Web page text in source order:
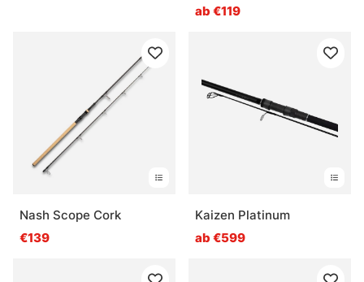
ab €119
Nash Scope Cork
€139
Kaizen Platinum
ab €599